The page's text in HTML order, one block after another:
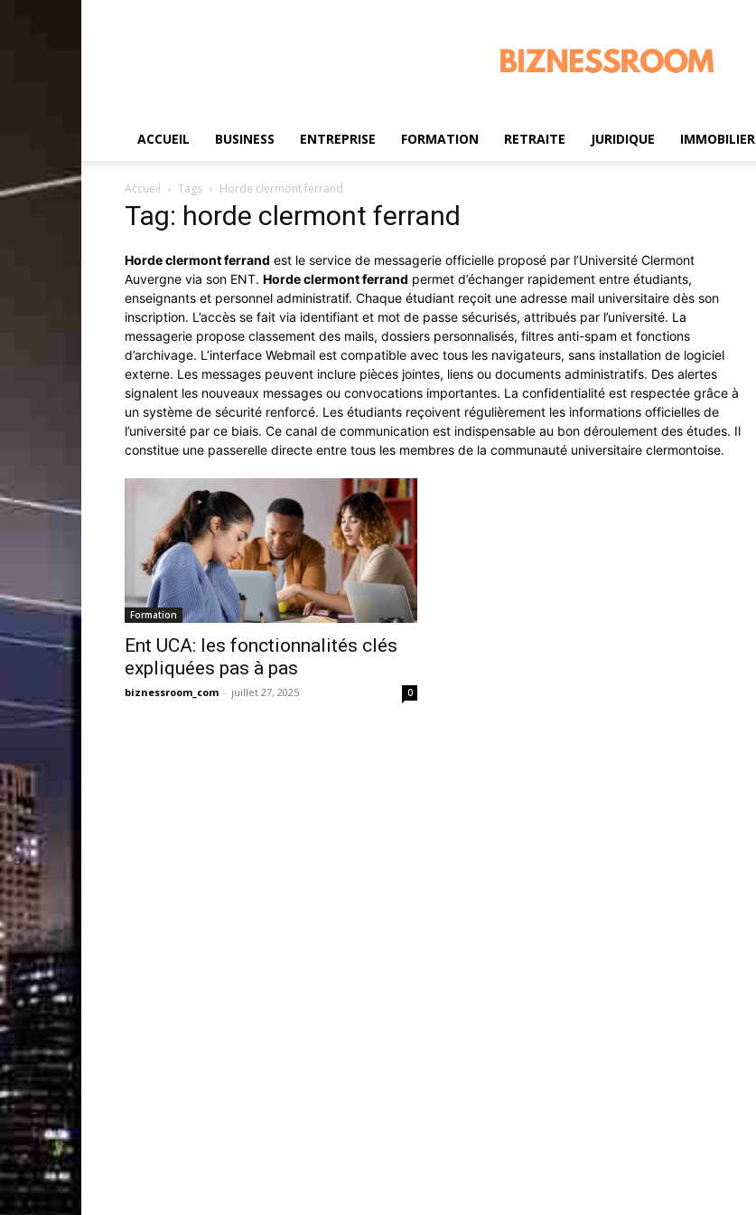
ACCUEIL BUSINESS ENTREPRISE FORMATION RETRAITE JURIDIQUE IMMOBILIER
Accueil Tags Horde clermont ferrand
Tag: horde clermont ferrand
Horde clermont ferrand est le service de messagerie officielle proposé par l’Université Clermont
Auvergne via son ENT. Horde clermont ferrand permet d’échanger rapidement entre étudiants,
enseignants et personnel administratif. Chaque étudiant reçoit une adresse mail universitaire dès son
inscription. L’accès se fait via identifiant et mot de passe sécurisés, attribués par l’université. La
messagerie propose classement des mails, dossiers personnalisés, filtres anti-spam et fonctions
d’archivage. L’interface Webmail est compatible avec tous les navigateurs, sans installation de logiciel
externe. Les messages peuvent inclure pièces jointes, liens ou documents administratifs. Des alertes
signalent les nouveaux messages ou convocations importantes. La confidentialité est respectée grâce à
un système de sécurité renforcé. Les étudiants reçoivent régulièrement les informations officielles de
l’université par ce biais. Ce canal de communication est indispensable au bon déroulement des études. Il
constitue une passerelle directe entre tous les membres de la communauté universitaire clermontoise.
Formation
Ent UCA: les fonctionnalités clés
expliquées pas à pas
biznessroom_com - juillet 27, 2025 0